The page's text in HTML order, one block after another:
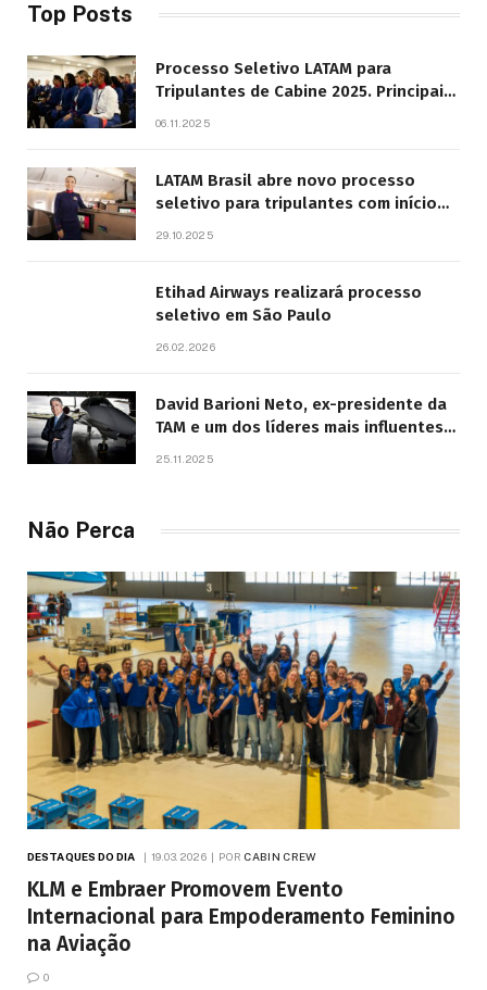
Top Posts
Processo Seletivo LATAM para
Tripulantes de Cabine 2025. Principais
06.11.2025
LATAM Brasil abre novo processo
seletivo para tripulantes com início
29.10.2025
Etihad Airways realizará processo
seletivo em São Paulo
26.02.2026
David Barioni Neto, ex-presidente da
TAM e um dos líderes mais influentes
25.11.2025
Não Perca
DESTAQUES DO DIA 19.03.2026 POR CABIN CREW
KLM e Embraer Promovem Evento
Internacional para Empoderamento Feminino
na Aviação
0